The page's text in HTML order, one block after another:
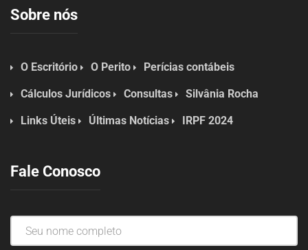
Sobre nós
O Escritório O Perito Perícias contábeis
Cálculos Jurídicos Consultas Silvânia Rocha
Links Úteis Últimas Notícias IRPF 2024
Fale Conosco